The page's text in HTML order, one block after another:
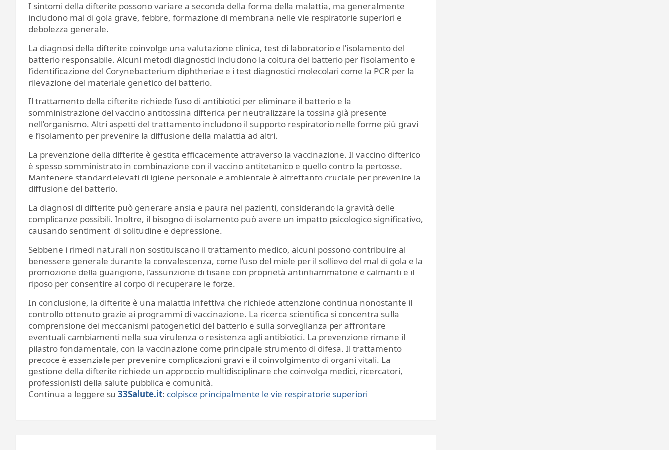
I sintomi della difterite possono variare a seconda della forma della malattia, ma generalmente
includono mal di gola grave, febbre, formazione di membrana nelle vie respiratorie superiori e
debolezza generale.
La diagnosi della difterite coinvolge una valutazione clinica, test di laboratorio e l’isolamento del
batterio responsabile. Alcuni metodi diagnostici includono la coltura del batterio per l’isolamento e
l’identificazione del Corynebacterium diphtheriae e i test diagnostici molecolari come la PCR per la
rilevazione del materiale genetico del batterio.
Il trattamento della difterite richiede l’uso di antibiotici per eliminare il batterio e la
somministrazione del vaccino antitossina difterica per neutralizzare la tossina già presente
nell’organismo. Altri aspetti del trattamento includono il supporto respiratorio nelle forme più gravi
e l’isolamento per prevenire la diffusione della malattia ad altri.
La prevenzione della difterite è gestita efficacemente attraverso la vaccinazione. Il vaccino difterico
è spesso somministrato in combinazione con il vaccino antitetanico e quello contro la pertosse.
Mantenere standard elevati di igiene personale e ambientale è altrettanto cruciale per prevenire la
diffusione del batterio.
La diagnosi di difterite può generare ansia e paura nei pazienti, considerando la gravità delle
complicanze possibili. Inoltre, il bisogno di isolamento può avere un impatto psicologico significativo,
causando sentimenti di solitudine e depressione.
Sebbene i rimedi naturali non sostituiscano il trattamento medico, alcuni possono contribuire al
benessere generale durante la convalescenza, come l’uso del miele per il sollievo del mal di gola e la
promozione della guarigione, l’assunzione di tisane con proprietà antinfiammatorie e calmanti e il
riposo per consentire al corpo di recuperare le forze.
In conclusione, la difterite è una malattia infettiva che richiede attenzione continua nonostante il
controllo ottenuto grazie ai programmi di vaccinazione. La ricerca scientifica si concentra sulla
comprensione dei meccanismi patogenetici del batterio e sulla sorveglianza per affrontare
eventuali cambiamenti nella sua virulenza o resistenza agli antibiotici. La prevenzione rimane il
pilastro fondamentale, con la vaccinazione come principale strumento di difesa. Il trattamento
precoce è essenziale per prevenire complicazioni gravi e il coinvolgimento di organi vitali. La
gestione della difterite richiede un approccio multidisciplinare che coinvolga medici, ricercatori,
professionisti della salute pubblica e comunità.
Continua a leggere su 33Salute.it: colpisce principalmente le vie respiratorie superiori